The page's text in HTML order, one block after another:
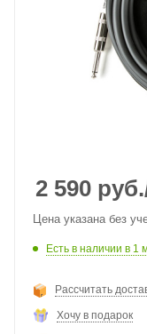
2 590 руб.
Цена указана без
Есть в наличии в 1
Рассчитать
Хочу в подарок